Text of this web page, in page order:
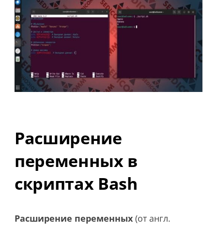
Расширение
переменных в
скриптах Bash
Расширение переменных (от англ.